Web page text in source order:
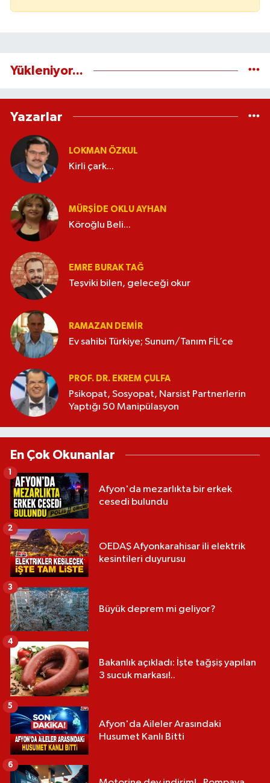
Yükleniyor...
Yazarlar
LOKMAN ÖZKUL
Kirli çark...
MÜRŞIDE OKLU AYHAN
Köroğlu Beli...
EMRE BURAK TAĞ
Teşviki bilen, geleceği okur
RAMAZAN DEMİR
Ev sahibi Türkiye; Sunum/Tanım FİL’ce
PROF. DR. EKREM ÇULFA
Psikopat, Sosyopat, Narsist Partnerlerin
Yaptığı 50 Manipülasyon
En Çok Okunanlar
Afyon'da mezarlıkta bir erkek
cesedi bulundu
1
OEDAŞ Afyonkarahisar ili elektrik
kesintileri duyurusu
2
Büyük deprem mi geliyor?
3
Bakanlık açıkladı: İşte tağşiş yapılan
3 sucuk markası!..
4
Afyon'da Aileler Arasındaki
Husumet Kanlı Bitti
5
6